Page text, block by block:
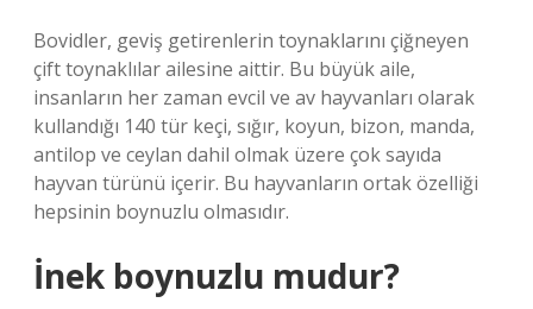
Bovidler, geviş getirenlerin toynaklarını çiğneyen
çift toynaklılar ailesine aittir. Bu büyük aile,
insanların her zaman evcil ve av hayvanları olarak
kullandığı 140 tür keçi, sığır, koyun, bizon, manda,
antilop ve ceylan dahil olmak üzere çok sayıda
hayvan türünü içerir. Bu hayvanların ortak özelliği
hepsinin boynuzlu olmasıdır.
İnek boynuzlu mudur?